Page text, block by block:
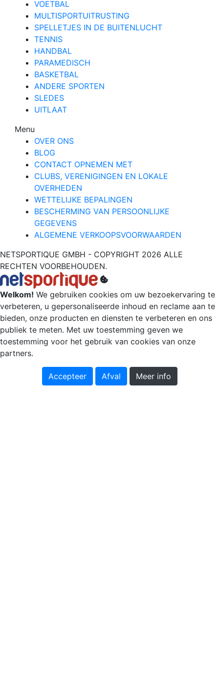
VOETBAL
MULTISPORTUITRUSTING
SPELLETJES IN DE BUITENLUCHT
TENNIS
HANDBAL
PARAMEDISCH
BASKETBAL
ANDERE SPORTEN
SLEDES
UITLAAT
Menu
OVER ONS
BLOG
CONTACT OPNEMEN MET
CLUBS, VERENIGINGEN EN LOKALE
OVERHEDEN
WETTELIJKE BEPALINGEN
BESCHERMING VAN PERSOONLIJKE
GEGEVENS
ALGEMENE VERKOOPSVOORWAARDEN
NETSPORTIQUE GMBH - COPYRIGHT 2026 ALLE
RECHTEN VOORBEHOUDEN.
Welkom! We gebruiken cookies om uw bezoekervaring te
verbeteren, u gepersonaliseerde inhoud en reclame aan te
bieden, onze producten en diensten te verbeteren en ons
publiek te meten. Met uw toestemming geven we
toestemming voor het gebruik van cookies van onze
partners.
Accepteer Afval Meer info